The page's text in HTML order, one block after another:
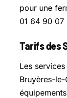
pour une
01 64 90 07
Tarifs des
Les
Bruyères-le-